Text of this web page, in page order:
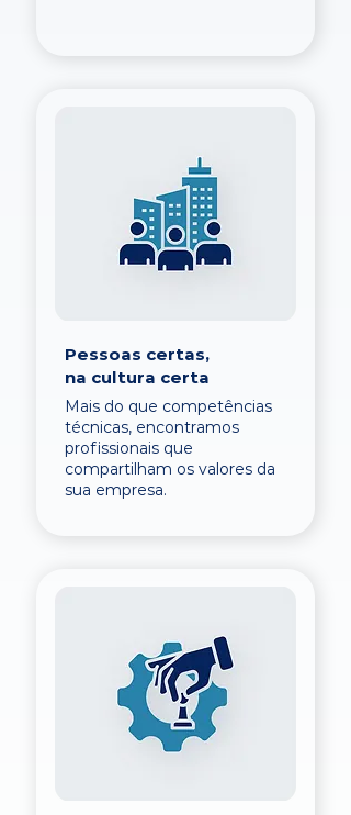
Pessoas certas,
na cultura certa
Mais do que competências
técnicas, encontramos
profissionais que
compartilham os valores da
sua empresa.